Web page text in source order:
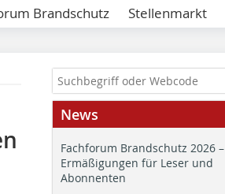
Brandschutz Stellenmarkt
News
Fachforum Brandschutz 2026 –
Ermäßigungen für Leser und
Abonnenten